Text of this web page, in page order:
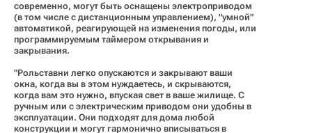
современно, могут быть оснащены электроприводом
(в том числе с дистанционным управлением), "умной"
автоматикой, реагирующей на изменения погоды, или
программируемым таймером открывания и
закрывания.
"Рольставни легко опускаются и закрывают ваши
окна, когда вы в этом нуждаетесь, и скрываются,
когда вам это нужно, впуская свет в ваше жилище. С
ручным или с электрическим приводом они удобны в
эксплуатации. Они подходят для дома любой
конструкции и могут гармонично вписываться в